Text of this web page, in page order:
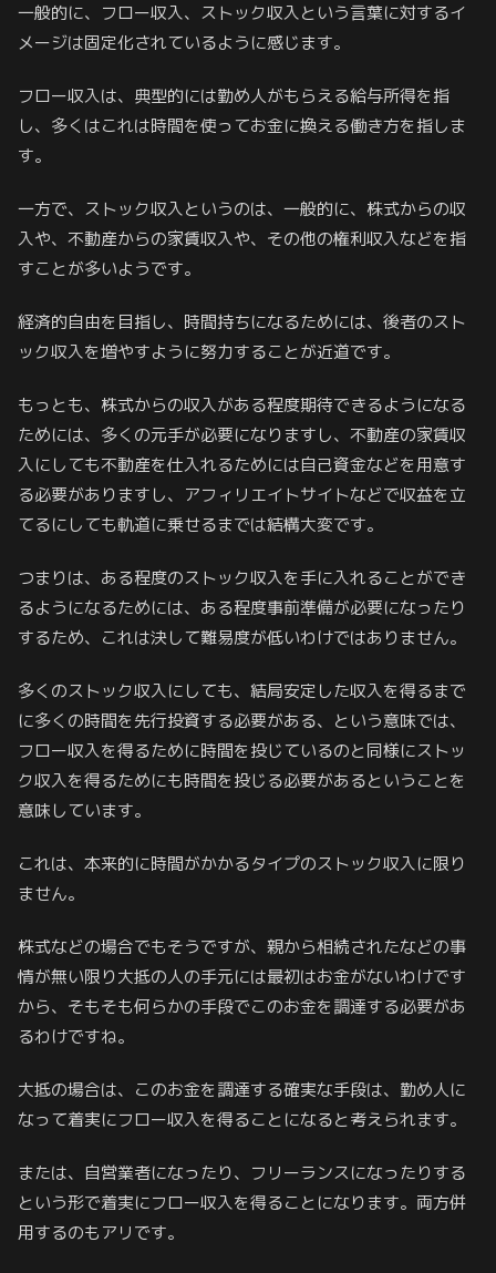
一般的に、フロー収入、ストック収入という言葉に対するイ
メージは固定化されているように感じます。
フロー収入は、典型的には勤め人がもらえる給与所得を指
し、多くはこれは時間を使ってお金に換える働き方を指しま
す。
一方で、ストック収入というのは、一般的に、株式からの収
入や、不動産からの家賃収入や、その他の権利収入などを指
すことが多いようです。
経済的自由を目指し、時間持ちになるためには、後者のスト
ック収入を増やすように努力することが近道です。
もっとも、株式からの収入がある程度期待できるようになる
ためには、多くの元手が必要になりますし、不動産の家賃収
入にしても不動産を仕入れるためには自己資金などを用意す
る必要がありますし、アフィリエイトサイトなどで収益を立
てるにしても軌道に乗せるまでは結構大変です。
つまりは、ある程度のストック収入を手に入れることができ
るようになるためには、ある程度事前準備が必要になったり
するため、これは決して難易度が低いわけではありません。
多くのストック収入にしても、結局安定した収入を得るまで
に多くの時間を先行投資する必要がある、という意味では、
フロー収入を得るために時間を投じているのと同様にストッ
ク収入を得るためにも時間を投じる必要があるということを
意味しています。
これは、本来的に時間がかかるタイプのストック収入に限り
ません。
株式などの場合でもそうですが、親から相続されたなどの事
情が無い限り大抵の人の手元には最初はお金がないわけです
から、そもそも何らかの手段でこのお金を調達する必要があ
るわけですね。
大抵の場合は、このお金を調達する確実な手段は、勤め人に
なって着実にフロー収入を得ることになると考えられます。
または、自営業者になったり、フリーランスになったりする
という形で着実にフロー収入を得ることになります。両方併
用するのもアリです。